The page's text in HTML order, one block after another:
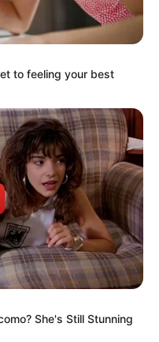
to feeling your best
She's Still Stunning